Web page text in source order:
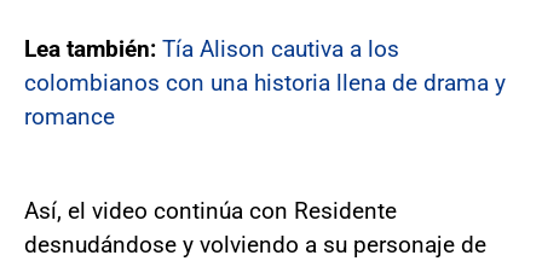
Lea también: Tía Alison cautiva a los
colombianos con una historia llena de drama y
romance
Así, el video continúa con Residente
desnudándose y volviendo a su personaje de